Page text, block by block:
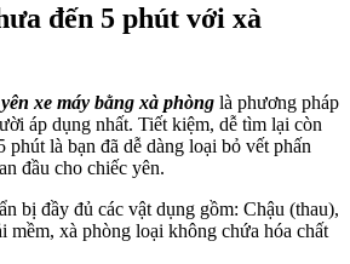
đến 5 phút với xà
xe máy bằng xà phòng là phương pháp
áp dụng nhất. Tiết kiệm, dễ tìm lại còn
phút là bạn đã dễ dàng loại bỏ vết phấn
đầu cho chiếc yên.
bị đầy đủ các vật dụng gồm: Chậu (thau),
mềm, xà phòng loại không chứa hóa chất